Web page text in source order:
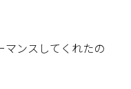
マンスしてくれたの